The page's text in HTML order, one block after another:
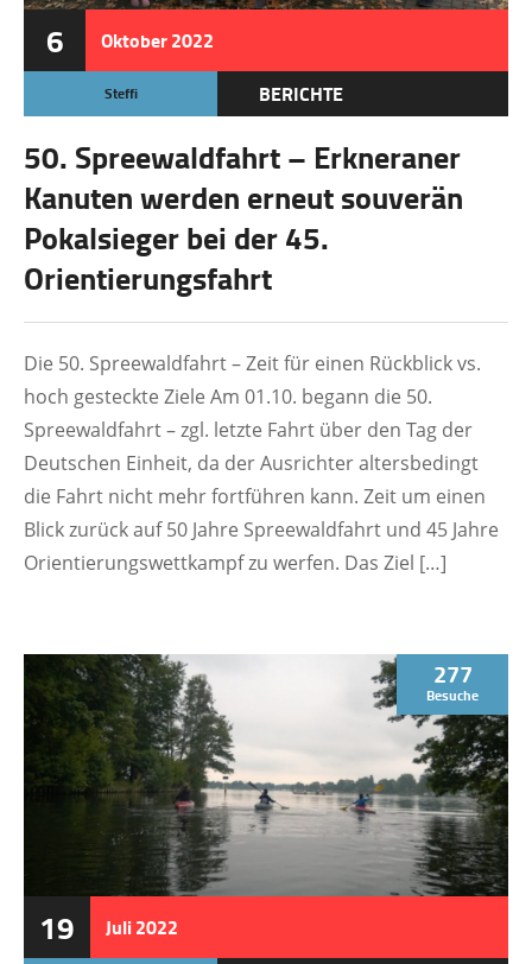
6 Oktober2022
Steffi BERICHTE
50. Spreewaldfahrt – Erkneraner
Kanuten werden erneut souverän
Pokalsieger bei der 45.
Orientierungsfahrt
Die 50. Spreewaldfahrt – Zeit für einen Rückblick vs.
hoch gesteckte Ziele Am 01.10. begann die 50.
Spreewaldfahrt – zgl. letzte Fahrt über den Tag der
Deutschen Einheit, da der Ausrichter altersbedingt
die Fahrt nicht mehr fortführen kann. Zeit um einen
Blick zurück auf 50 Jahre Spreewaldfahrt und 45 Jahre
Orientierungswettkampf zu werfen. Das Ziel […]
19 Juli2022
277
Besuche